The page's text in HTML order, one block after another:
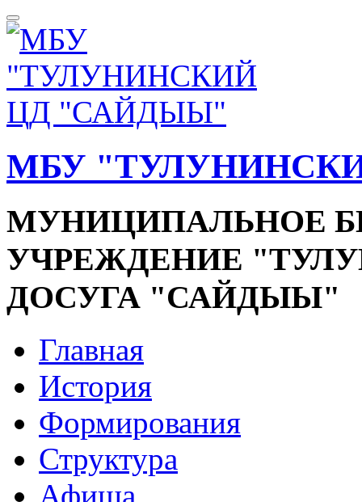
МБУ
МУНИЦИПАЛЬНОЕ
УЧРЕЖДЕНИЕ
ДОСУГА "САЙДЫЫ"
Главная
История
Формирования
Структура
Афиша